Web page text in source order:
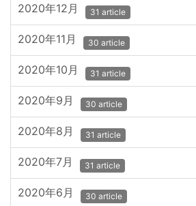
2020年12月 31 article
2020年11月 30 article
2020年10月 31 article
2020年9月 30 article
2020年8月 31 article
2020年7月 31 article
2020年6月 30 article